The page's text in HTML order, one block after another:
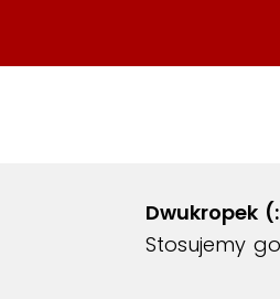
Dwukropek
Stosujemy